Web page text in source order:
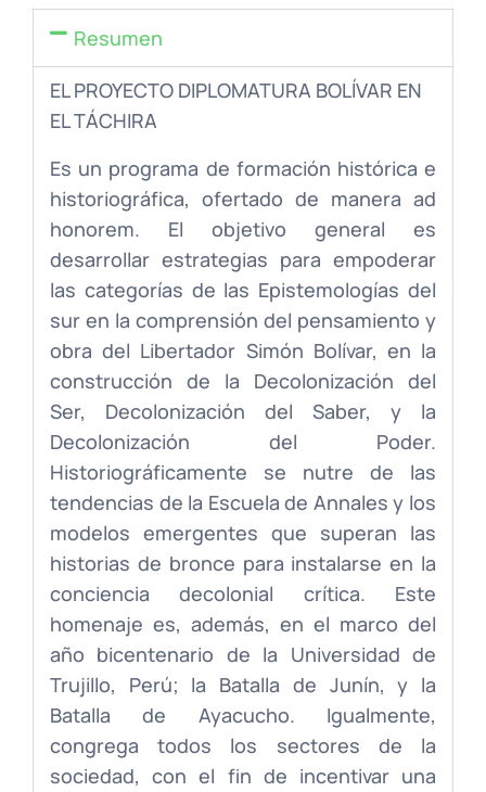
Resumen
EL PROYECTO DIPLOMATURA BOLÍVAR EN
EL TÁCHIRA
Es un programa de formación histórica e
historiográfica, ofertado de manera ad
honorem. El objetivo general es
desarrollar estrategias para empoderar
las categorías de las Epistemologías del
sur en la comprensión del pensamiento y
obra del Libertador Simón Bolívar, en la
construcción de la Decolonización del
Ser, Decolonización del Saber, y la
Decolonización del Poder.
Historiográficamente se nutre de las
tendencias de la Escuela de Annales y los
modelos emergentes que superan las
historias de bronce para instalarse en la
conciencia decolonial crítica. Este
homenaje es, además, en el marco del
año bicentenario de la Universidad de
Trujillo, Perú; la Batalla de Junín, y la
Batalla de Ayacucho. Igualmente,
congrega todos los sectores de la
sociedad, con el fin de incentivar una